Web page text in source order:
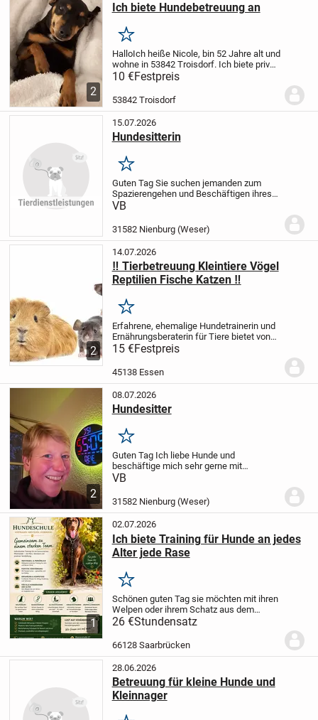
2
Ich biete Hundebetreuung an
Merken
HalloIch heiße Nicole, bin 52 Jahre alt und
wohne in 53842 Troisdorf. Ich biete privat
Hundebetreuung an. Habe eine eigene
kleine Hündin. Sie ist ein Zwergpinscher
und 8 Jahre alt. Wir haben...
10 €Festpreis
53842 Troisdorf
15.07.2026
Hundesitterin
Merken
Guten Tag Sie suchen jemanden zum
Spazierengehen und Beschäftigen ihres
Hundes?
würde ich mich freuen.Schöne
VB
31582 Nienburg (Weser)
2
14.07.2026
‼️ Tierbetreuung Kleintiere Vögel
Reptilien Fische Katzen ‼️
Merken
Erfahrene, ehemalige Hundetrainerin und
Ernährungsberaterin für Tiere bietet von
privat Kleintier- und Vogelbetreuung an
während Ihrer Urlaubszeit.
Möglichkeiten. Betreuung bei Ihnen vor...
15 €Festpreis
45138 Essen
2
08.07.2026
Hundesitter
Merken
Guten Tag Ich liebe Hunde und
beschäftige mich sehr gerne mit
ihnen.
ruhig, offen und unkompliziert.
VB
31582 Nienburg (Weser)
1
02.07.2026
Ich biete Training für Hunde an jedes
Alter jede Rase
Merken
Schönen guten Tag sie möchten mit ihren
Welpen oder ihrem Schatz aus dem
Tierschutz ein wenig Hilfestellung in der
einige Übungen für die Gelenke dann
melden...
26 €Stundensatz
66128 Saarbrücken
28.06.2026
Betreuung für kleine Hunde und
Kleinnager